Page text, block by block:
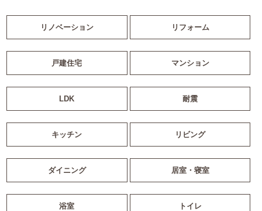
リノベーション リフォーム
戸建住宅 マンション
LDK 耐震
キッチン リビング
ダイニング 居室・寝室
浴室 トイレ